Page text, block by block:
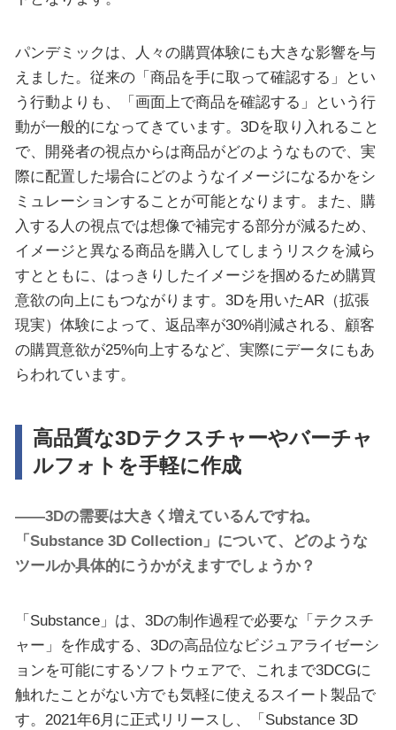
パンデミックは、人々の購買体験にも大きな影響を与
えました。従来の「商品を手に取って確認する」とい
う行動よりも、「画面上で商品を確認する」という行
動が一般的になってきています。3Dを取り入れること
で、開発者の視点からは商品がどのようなもので、実
際に配置した場合にどのようなイメージになるかをシ
ミュレーションすることが可能となります。また、購
入する人の視点では想像で補完する部分が減るため、
イメージと異なる商品を購入してしまうリスクを減ら
すとともに、はっきりしたイメージを掴めるため購買
意欲の向上にもつながります。3Dを用いたAR（拡張
現実）体験によって、返品率が30%削減される、顧客
の購買意欲が25%向上するなど、実際にデータにもあ
らわれています。
高品質な3Dテクスチャーやバーチャ
ルフォトを手軽に作成
――3Dの需要は大きく増えているんですね。
「Substance 3D Collection」について、どのような
ツールか具体的にうかがえますでしょうか？
「Substance」は、3Dの制作過程で必要な「テクスチ
ャー」を作成する、3Dの高品位なビジュアライゼーシ
ョンを可能にするソフトウェアで、これまで3DCGに
触れたことがない方でも気軽に使えるスイート製品で
す。2021年6月に正式リリースし、「Substance 3D